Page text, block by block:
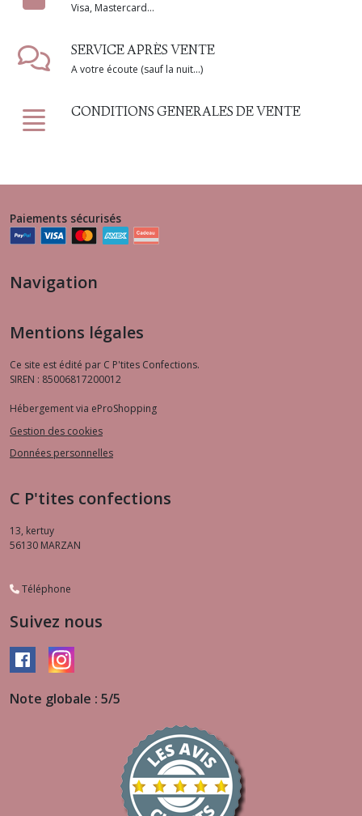
Visa, Mastercard...
SERVICE APRÈS VENTE
A votre écoute (sauf la nuit...)
CONDITIONS GENERALES DE VENTE
Paiements sécurisés
Navigation
Mentions légales
Ce site est édité par C P'tites Confections.
SIREN : 85006817200012
Hébergement via eProShopping
Gestion des cookies
Données personnelles
C P'tites confections
13, kertuy
56130 MARZAN
Téléphone
Suivez nous
Note globale : 5/5